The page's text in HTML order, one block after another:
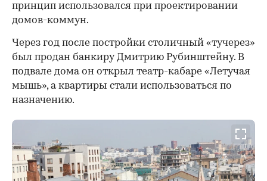
принцип использовался при проектировании
домов-коммун.
Через год после постройки столичный «тучерез»
был продан банкиру Дмитрию Рубинштейну. В
подвале дома он открыл театр-кабаре «Летучая
мышь», а квартиры стали использоваться по
назначению.